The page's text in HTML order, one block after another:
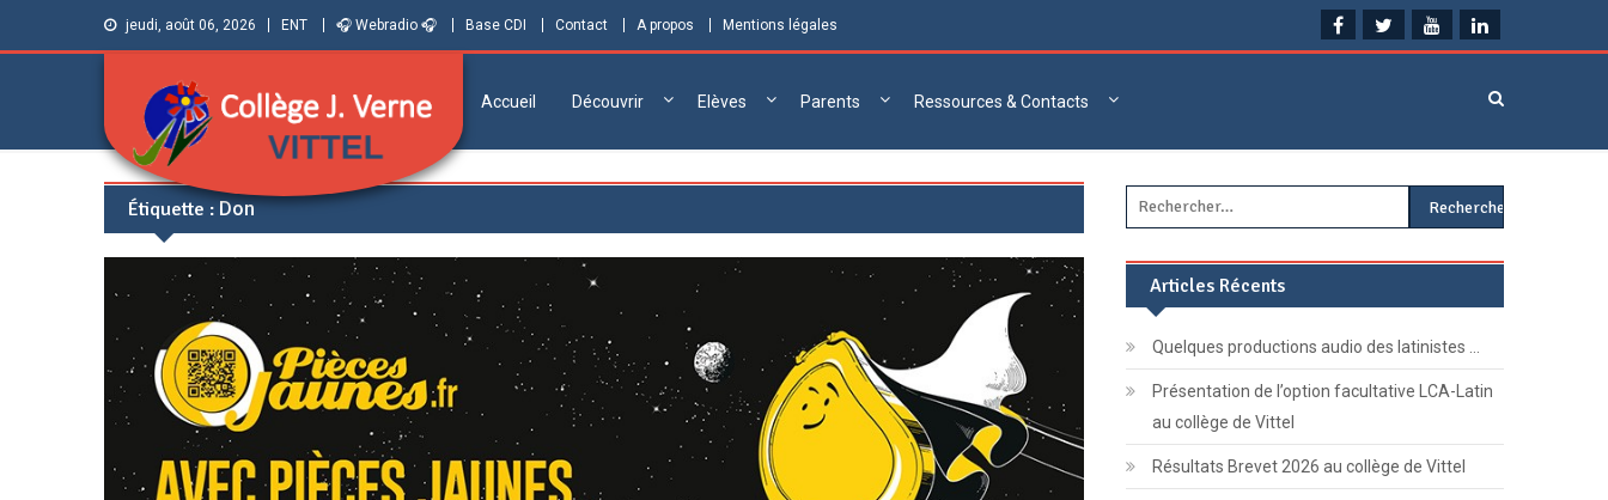
jeudi, août 06, 2026 ENT 🎧 Webradio 🎧 Base CDI Contact A propos Mentions légales
Collège Jules
Verne de Vittel
(Vosges)
Informations et ressources pour élèves,
parents et personnels
Accueil Découvrir Elèves Parents Ressources & Contacts
Étiquette : Don Rechercher :
Articles Récents
Quelques productions audio des latinistes …
Présentation de l’option facultative LCA-Latin
au collège de Vittel
Résultats Brevet 2026 au collège de Vittel